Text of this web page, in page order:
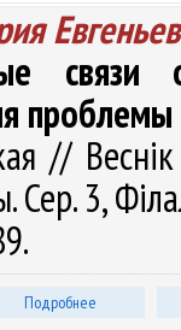
связи
проблемы
// Веснік
Сер. 3,
Подробнее